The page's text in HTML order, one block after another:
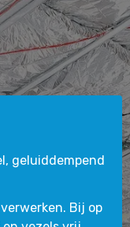
geluiddempend
Bij op